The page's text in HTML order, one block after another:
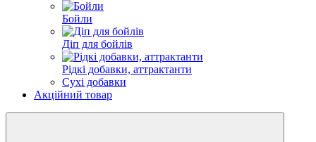
Бойли
Діп для бойлів
Рідкі добавки, аттрактанти
Сухі добавки
Акційний товар